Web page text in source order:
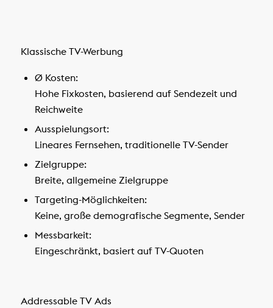
Klassische TV-Werbung
Ø Kosten:
Hohe Fixkosten, basierend auf Sendezeit und
Reichweite
Ausspielungsort:
Lineares Fernsehen, traditionelle TV-Sender
Zielgruppe:
Breite, allgemeine Zielgruppe
Targeting-Möglichkeiten:
Keine, große demografische Segmente, Sender
Messbarkeit:
Eingeschränkt, basiert auf TV-Quoten
Addressable TV Ads